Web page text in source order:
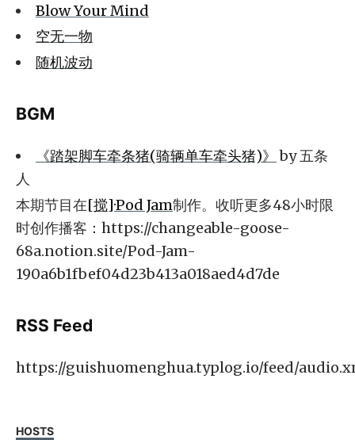
Blow Your Mind
空无一物
随机波动
BGM
《踏架脚车牵条猪(骑辆单车牵头猪)》 by 五条
人
本期节目在[搅]·Pod Jam制作。收听更多48小时限
时创作播客：https://changeable-goose-
68a.notion.site/Pod-Jam-
190a6b1fbef04d23b413a018aed4d7de
RSS Feed
https://guishuomenghua.typlog.io/feed/
HOSTS